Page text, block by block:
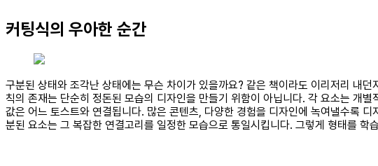
커팅식의 우아한 순간
구분된 상태와 조각난 상태에는 무슨 차이가 있을까요? 같은 책이라도 이리저리 내
칙의 존재는 단순히 정돈된 모습의 디자인을 만들기 위함이 아닙니다. 각 요소는 개
값은 어느 토스트와 연결됩니다. 많은 콘텐츠, 다양한 경험을 디자인에 녹여낼수록
분된 요소는 그 복잡한 연결고리를 일정한 모습으로 통일시킵니다. 그렇게 형태를